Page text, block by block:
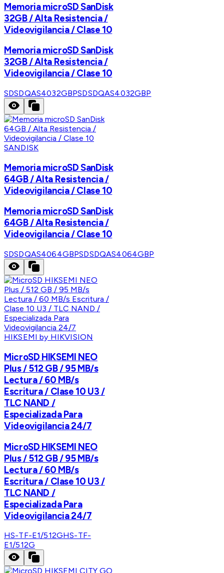
Memoria microSD SanDisk
32GB / Alta Resistencia /
Videovigilancia / Clase 10
Memoria microSD SanDisk
32GB / Alta Resistencia /
Videovigilancia / Clase 10
SDSDQAS4032GBPSDSDQAS4032GBP
SANDISK
Memoria microSD SanDisk
64GB / Alta Resistencia /
Videovigilancia / Clase 10
Memoria microSD SanDisk
64GB / Alta Resistencia /
Videovigilancia / Clase 10
SDSDQAS4064GBPSDSDQAS4064GBP
HIKSEMI by HIKVISION
MicroSD HIKSEMI NEO
Plus / 512 GB / 95 MB/s
Lectura / 60 MB/s
Escritura / Clase 10 U3 /
TLC NAND /
Especializada Para
Videovigilancia 24/7
MicroSD HIKSEMI NEO
Plus / 512 GB / 95 MB/s
Lectura / 60 MB/s
Escritura / Clase 10 U3 /
TLC NAND /
Especializada Para
Videovigilancia 24/7
HS-TF-E1/512GHS-TF-
E1/512G